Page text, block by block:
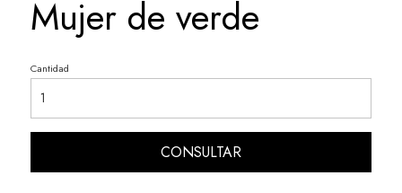
Mujer de verde
Cantidad
CONSULTAR